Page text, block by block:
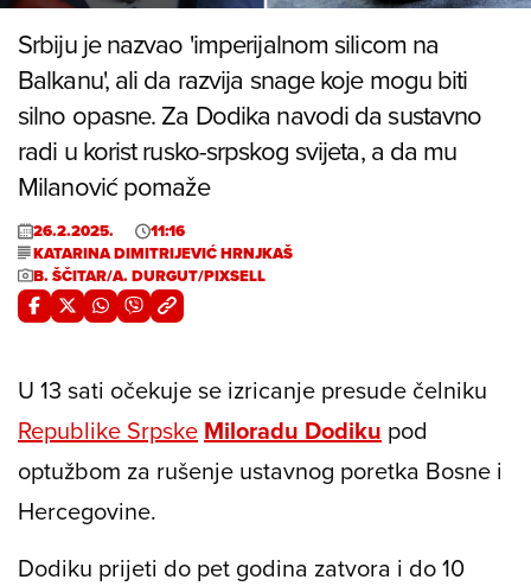
Srbiju je nazvao 'imperijalnom silicom na
Balkanu', ali da razvija snage koje mogu biti
silno opasne. Za Dodika navodi da sustavno
radi u korist rusko-srpskog svijeta, a da mu
Milanović pomaže
26.2.2025.
11:16
KATARINA DIMITRIJEVIĆ HRNJKAŠ
B. ŠČITAR/A. DURGUT/PIXSELL
U 13 sati očekuje se izricanje presude čelniku
Republike Srpske Miloradu Dodiku pod
optužbom za rušenje ustavnog poretka Bosne i
Hercegovine.
Dodiku prijeti do pet godina zatvora i do 10